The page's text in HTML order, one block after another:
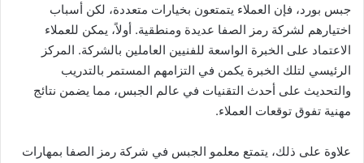
جبس بورد، فإن العملاء يتمتعون بخيارات متعددة، لكن أسباب
اختيارهم لشركة رمز الصفا عديدة ومنطقية. أولاً، يمكن للعملاء
الاعتماد على الخبرة الواسعة للفنيين العاملين بالشركة. المركز
الرئيسي لتلك الخبرة يكمن في التزامهم المستمر بالتدريب
والتحديث على أحدث التقنيات في عالم الجبس، مما يضمن نتائج
مهنية تفوق توقعات العملاء.
علاوة على ذلك، يتمتع معلمو الجبس في شركة رمز الصفا بمهارات